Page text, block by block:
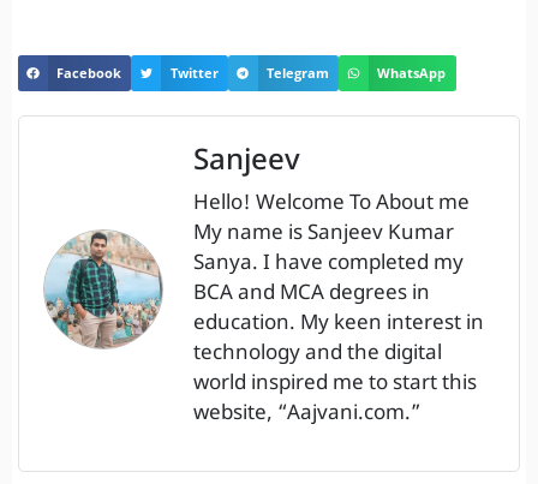
Facebook Twitter Telegram WhatsApp
Sanjeev
Hello! Welcome To About me
My name is Sanjeev Kumar
Sanya. I have completed my
BCA and MCA degrees in
education. My keen interest in
technology and the digital
world inspired me to start this
website, “Aajvani.com.”